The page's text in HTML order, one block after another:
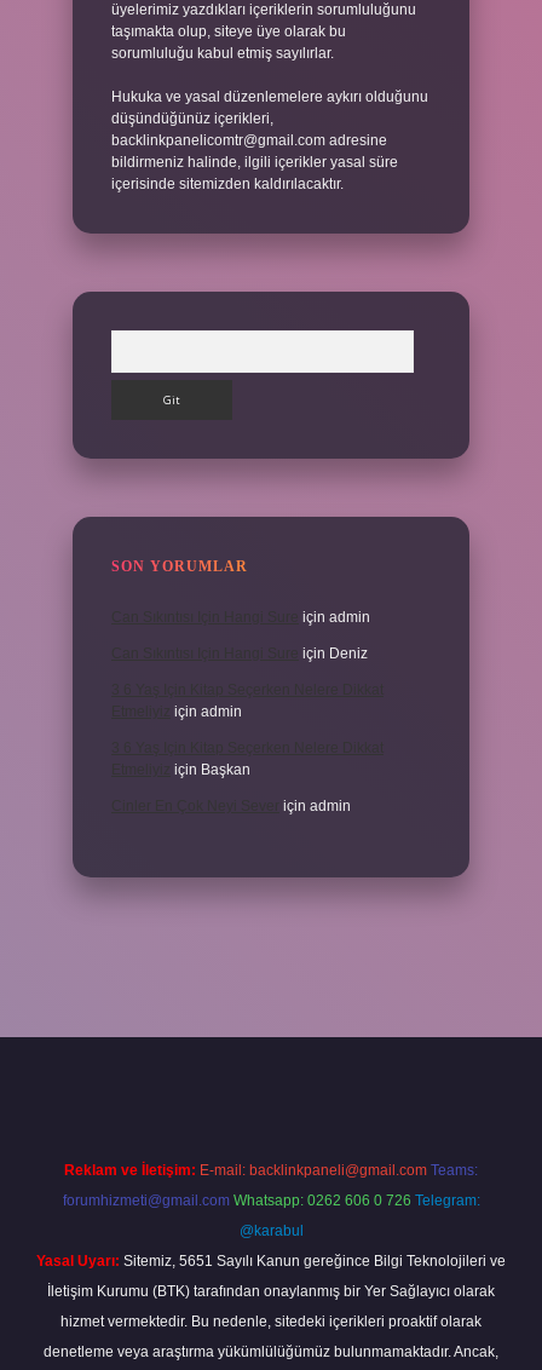
üyelerimiz yazdıkları içeriklerin sorumluluğunu
taşımakta olup, siteye üye olarak bu
sorumluluğu kabul etmiş sayılırlar.
Hukuka ve yasal düzenlemelere aykırı olduğunu
düşündüğünüz içerikleri,
backlinkpanelicomtr@gmail.com adresine
bildirmeniz halinde, ilgili içerikler yasal süre
içerisinde sitemizden kaldırılacaktır.
SON YORUMLAR
için admin
için Deniz
için admin
için Başkan
için admin
Reklam ve İletişim: E-mail: backlinkpaneli@gmail.com Teams:
forumhizmeti@gmail.com Whatsapp: 0262 606 0 726 Telegram:
@karabul
Yasal Uyarı: Sitemiz, 5651 Sayılı Kanun gereğince Bilgi Teknolojileri ve
İletişim Kurumu (BTK) tarafından onaylanmış bir Yer Sağlayıcı olarak
hizmet vermektedir. Bu nedenle, sitedeki içerikleri proaktif olarak
denetleme veya araştırma yükümlülüğümüz bulunmamaktadır. Ancak,